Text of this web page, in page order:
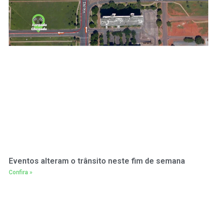
Eventos alteram o trânsito neste fim de semana
Confira »